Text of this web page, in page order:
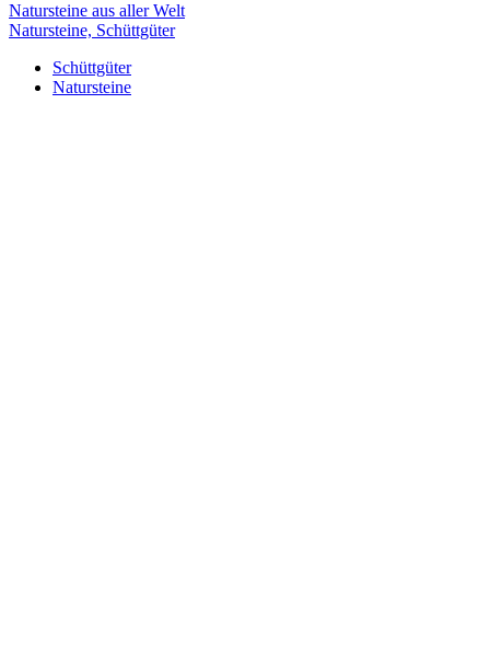
Natursteine aus aller Welt
Natursteine, Schüttgüter
Schüttgüter
Natursteine